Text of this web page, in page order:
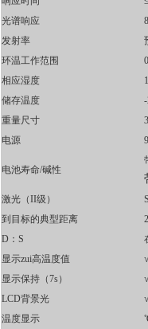
光谱响应
8
发射率
环温工作范围
0
相应湿度
储存温度
重量尺寸
电源
电池寿命/碱性
激光（II级）
到目标的典型距离
D ：S
显示zui高温度值
显示保持（7s）
LCD背景光
温度显示